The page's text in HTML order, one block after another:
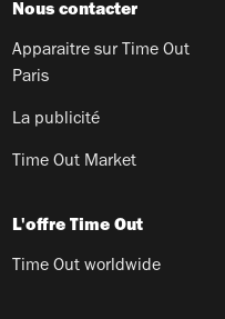
Nous contacter
Apparaitre sur Time Out
Paris
La publicité
Time Out Market
L'offre Time Out
Time Out worldwide